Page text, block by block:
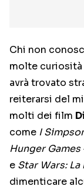
Chi non
molte curiosità
avrà trovato
reiterarsi del
molti dei film
come I
Hunger Games
e Star Wars:
dimenticare